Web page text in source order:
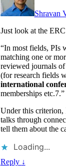
Shravan
Just look at the
“In most fields, PIs
matching one or
reviewed journals
(for research fields
international
memberships etc.7.”
Under this criterion,
talks through
tell them about the
Loading...
Reply ↓